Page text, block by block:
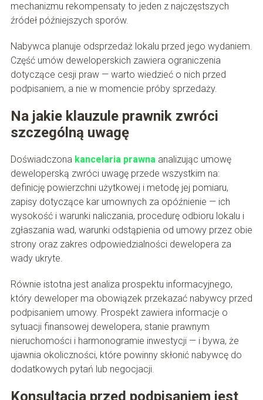
mechanizmu rekompensaty to jeden z najczęstszych
źródeł późniejszych sporów.
Nabywca planuje odsprzedaż lokalu przed jego wydaniem.
Część umów deweloperskich zawiera ograniczenia
dotyczące cesji praw — warto wiedzieć o nich przed
podpisaniem, a nie w momencie próby sprzedaży.
Na jakie klauzule prawnik zwróci
szczególną uwagę
Doświadczona kancelaria prawnaanalizując umowę
deweloperską zwróci uwagę przede wszystkim na:
definicję powierzchni użytkowej i metodę jej pomiaru,
zapisy dotyczące kar umownych za opóźnienie — ich
wysokość i warunki naliczania, procedurę odbioru lokalu i
zgłaszania wad, warunki odstąpienia od umowy przez obie
strony oraz zakres odpowiedzialności dewelopera za
wady ukryte.
Równie istotna jest analiza prospektu informacyjnego,
który deweloper ma obowiązek przekazać nabywcy przed
podpisaniem umowy. Prospekt zawiera informacje o
sytuacji finansowej dewelopera, stanie prawnym
nieruchomości i harmonogramie inwestycji — i bywa, że
ujawnia okoliczności, które powinny skłonić nabywcę do
dodatkowych pytań lub negocjacji.
Konsultacja przed podpisaniem jest